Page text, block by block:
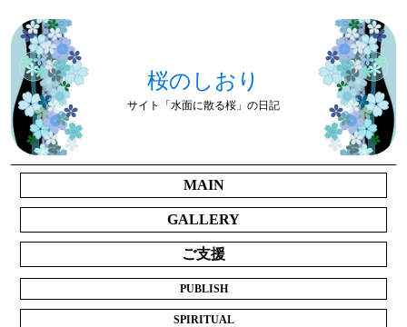
桜のしおり
サイト「水面に散る桜」の日記
MAIN
GALLERY
ご支援
PUBLISH
SPIRITUAL